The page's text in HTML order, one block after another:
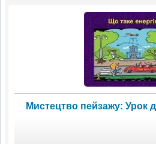
Мистецтво пейзажу: Урок